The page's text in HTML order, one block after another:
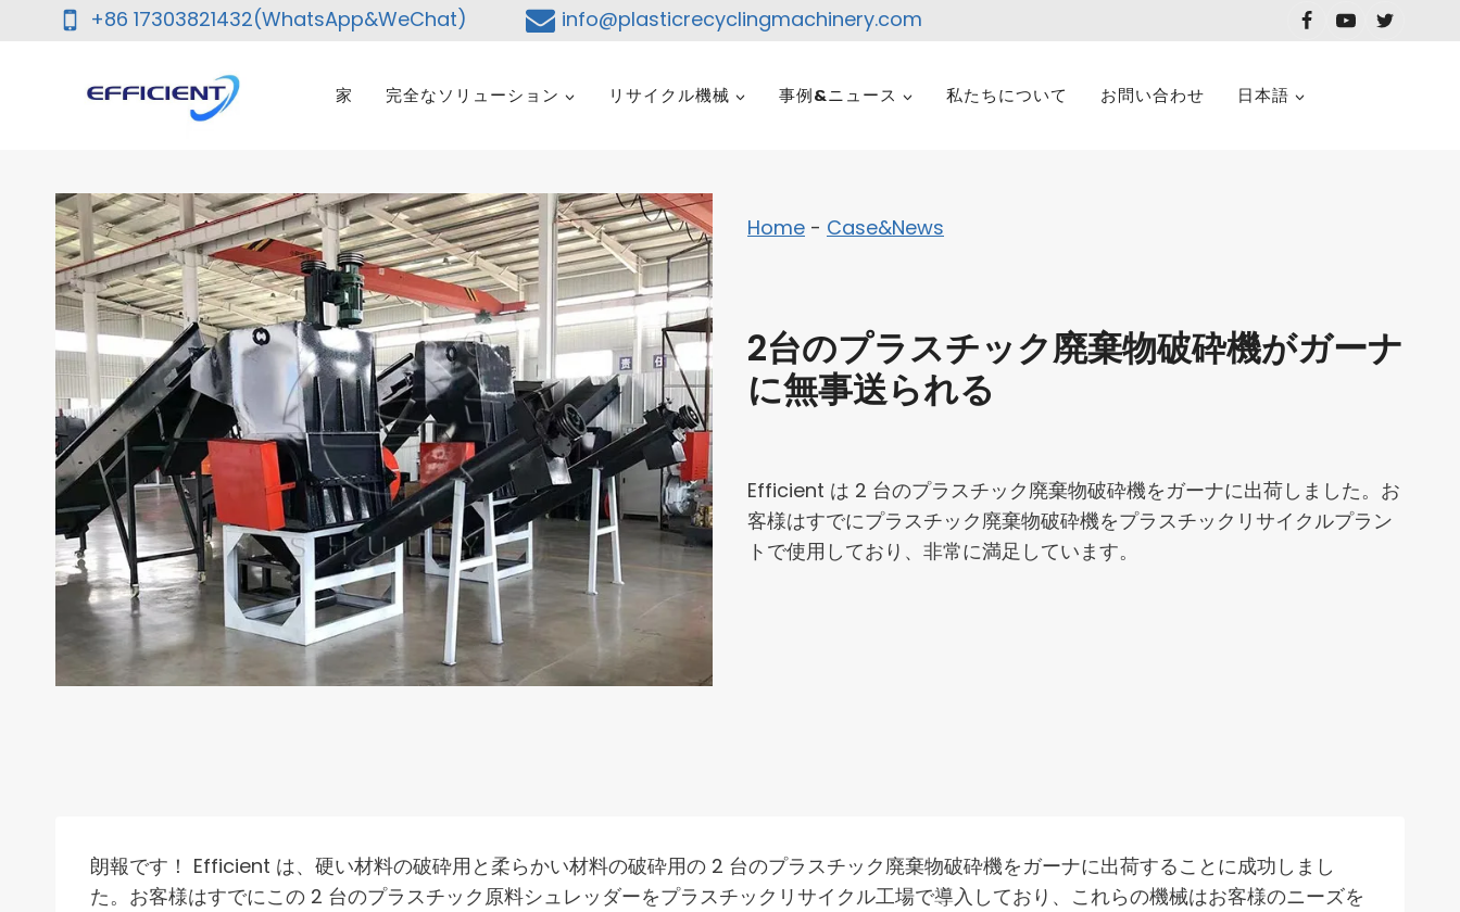
+86 17303821432(WhatsApp&WeChat) info@plasticrecyclingmachinery.com
家 完全なソリューション リサイクル機械 事例&ニュース 私たちについて お問い合わせ 日本語
Home - Case&News
2台のプラスチック廃棄物破砕機がガーナ
に無事送られる
Efficient は 2 台のプラスチック廃棄物破砕機をガーナに出荷しました。お
客様はすでにプラスチック廃棄物破砕機をプラスチックリサイクルプラン
トで使用しており、非常に満足しています。
朗報です！ Efficient は、硬い材料の破砕用と柔らかい材料の破砕用の 2 台のプラスチック廃棄物破砕機をガーナに出荷することに成功しまし
た。お客様はすでにこの 2 台のプラスチック原料シュレッダーをプラスチックリサイクル工場で導入しており、これらの機械はお客様のニーズを